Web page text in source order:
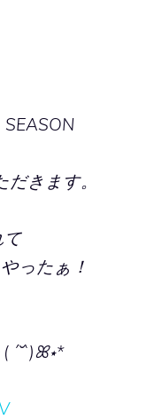
きます。
て
ったぁ！
´˘`)ꕤ⋆*